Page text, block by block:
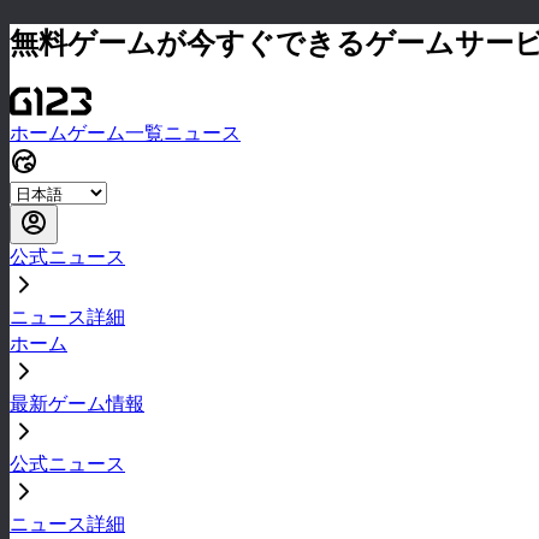
無料ゲームが今すぐできるゲームサー
ホームゲーム一覧ニュース
公式ニュース
ニュース詳細
ホーム
最新ゲーム情報
公式ニュース
ニュース詳細